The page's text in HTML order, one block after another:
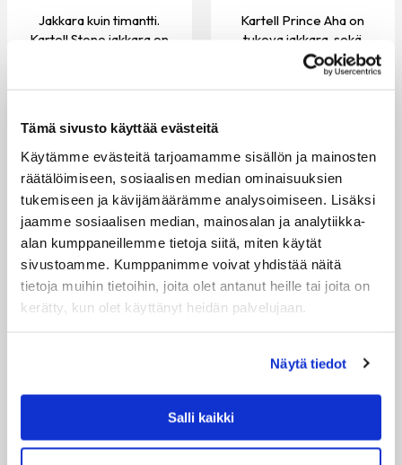
Tämä sivusto käyttää evästeitä
Käytämme evästeitä tarjoamamme sisällön ja mainosten
räätälöimiseen, sosiaalisen median ominaisuuksien
tukemiseen ja kävijämäärämme analysoimiseen. Lisäksi
jaamme sosiaalisen median, mainosalan ja analytiikka-
alan kumppaneillemme tietoja siitä, miten käytät
sivustoamme. Kumppanimme voivat yhdistää näitä
tietoja muihin tietoihin, joita olet antanut heille tai joita on
kerätty, kun olet käyttänyt heidän palvelujaan.
Näytä tiedot
Salli kaikki
Jakkara kuin timantti.
Kartell Stone jakkara on
Kartell Prince Aha on
tukeva jakkara, sekä
moneen käyttöön
täydellinen...